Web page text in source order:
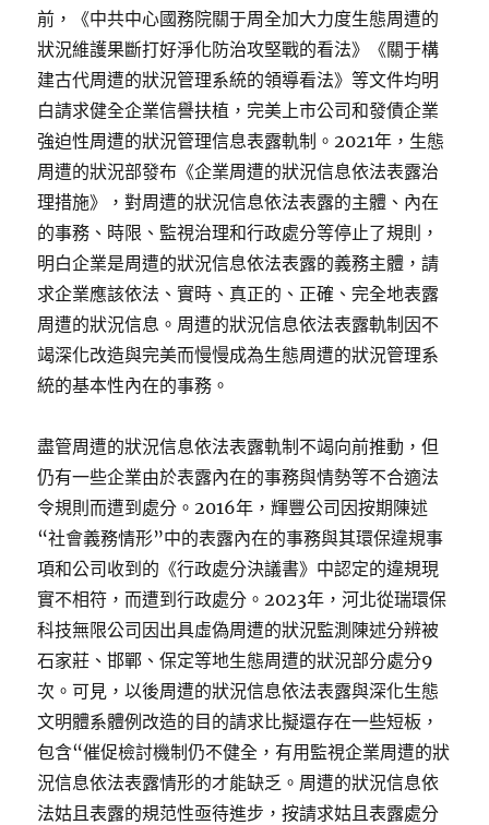
前，《中共中心國務院關于周全加大力度生態周遭的
狀況維護果斷打好淨化防治攻堅戰的看法》《關于構
建古代周遭的狀況管理系統的領導看法》等文件均明
白請求健全企業信譽扶植，完美上市公司和發債企業
強迫性周遭的狀況管理信息表露軌制。2021年，生態
周遭的狀況部發布《企業周遭的狀況信息依法表露治
理措施》，對周遭的狀況信息依法表露的主體、內在
的事務、時限、監視治理和行政處分等停止了規則，
明白企業是周遭的狀況信息依法表露的義務主體，請
求企業應該依法、實時、真正的、正確、完全地表露
周遭的狀況信息。周遭的狀況信息依法表露軌制因不
竭深化改造與完美而慢慢成為生態周遭的狀況管理系
統的基本性內在的事務。
盡管周遭的狀況信息依法表露軌制不竭向前推動，但
仍有一些企業由於表露內在的事務與情勢等不合適法
令規則而遭到處分。2016年，輝豐公司因按期陳述
“社會義務情形”中的表露內在的事務與其環保違規事
項和公司收到的《行政處分決議書》中認定的違規現
實不相符，而遭到行政處分。2023年，河北從瑞環保
科技無限公司因出具虛偽周遭的狀況監測陳述分辨被
石家莊、邯鄲、保定等地生態周遭的狀況部分處分9
次。可見，以後周遭的狀況信息依法表露與深化生態
文明體系體例改造的目的請求比擬還存在一些短板，
包含“催促檢討機制仍不健全，有用監視企業周遭的狀
況信息依法表露情形的才能缺乏。周遭的狀況信息依
法姑且表露的規范性亟待進步，按請求姑且表露處分